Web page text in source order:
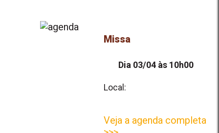
Missa
Dia 03/04 às 10h00
Local:
Veja a agenda completa